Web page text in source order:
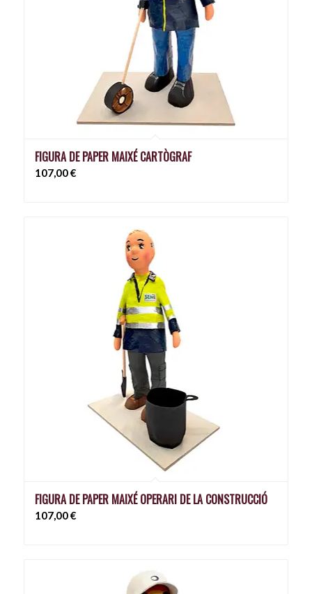
FIGURA DE PAPER MAIXÉ CARTÒGRAF
107,00€
FIGURA DE PAPER MAIXÉ OPERARI DE LA CONSTRUCCIÓ
107,00€